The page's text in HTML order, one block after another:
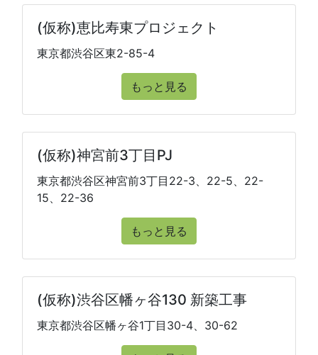
(仮称)恵比寿東プロジェクト
東京都渋谷区東2-85-4
もっと見る
(仮称)神宮前3丁目PJ
東京都渋谷区神宮前3丁目22-3、22-5、22-
15、22-36
もっと見る
(仮称)渋谷区幡ヶ谷130 新築工事
東京都渋谷区幡ヶ谷1丁目30-4、30-62